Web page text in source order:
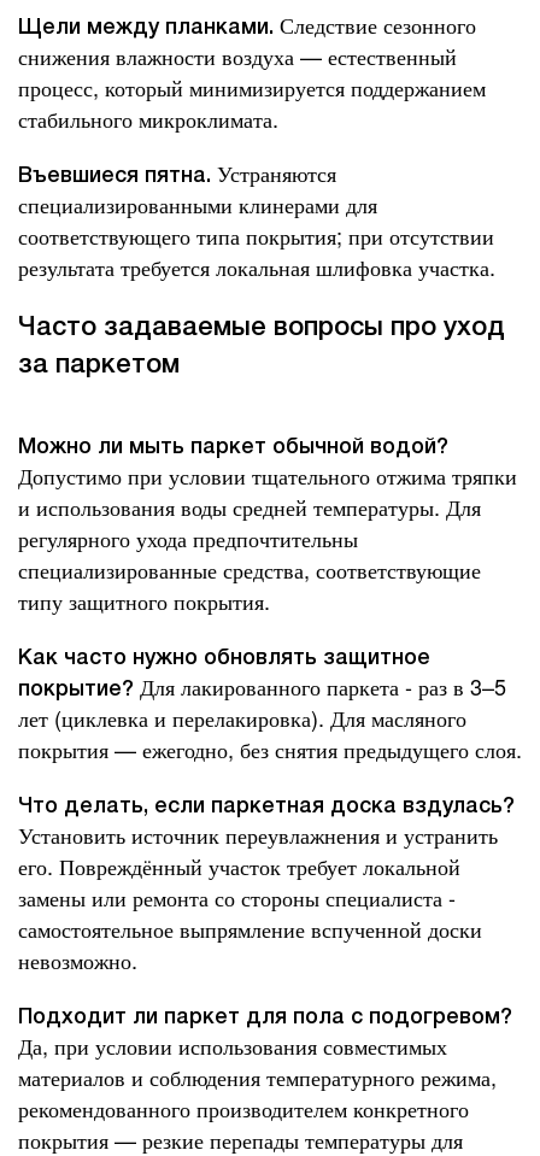
Щели между планками. Следствие сезонного
снижения влажности воздуха — естественный
процесс, который минимизируется поддержанием
стабильного микроклимата.
Въевшиеся пятна. Устраняются
специализированными клинерами для
соответствующего типа покрытия; при отсутствии
результата требуется локальная шлифовка участка.
Часто задаваемые вопросы про уход
за паркетом
Можно ли мыть паркет обычной водой?
Допустимо при условии тщательного отжима тряпки
и использования воды средней температуры. Для
регулярного ухода предпочтительны
специализированные средства, соответствующие
типу защитного покрытия.
Как часто нужно обновлять защитное
покрытие? Для лакированного паркета - раз в 3–5
лет (циклевка и перелакировка). Для масляного
покрытия — ежегодно, без снятия предыдущего слоя.
Что делать, если паркетная доска вздулась?
Установить источник переувлажнения и устранить
его. Повреждённый участок требует локальной
замены или ремонта со стороны специалиста -
самостоятельное выпрямление вспученной доски
невозможно.
Подходит ли паркет для пола с подогревом?
Да, при условии использования совместимых
материалов и соблюдения температурного режима,
рекомендованного производителем конкретного
покрытия — резкие перепады температуры для